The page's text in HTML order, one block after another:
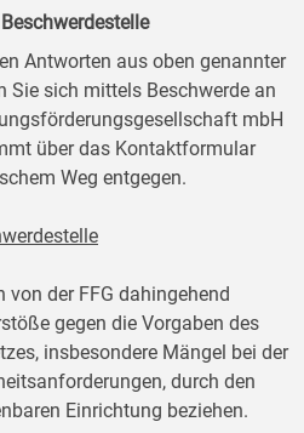
Antworten aus oben genannter
Sie sich mittels Beschwerde an
mbH
über das Kontaktformular
Weg entgegen.
von der FFG dahingehend
gegen die Vorgaben des
insbesondere Mängel bei der
durch den
Einrichtung beziehen.